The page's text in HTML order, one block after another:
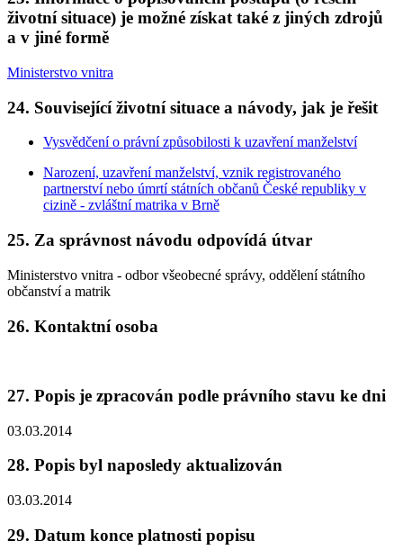
životní situace) je možné získat také z jiných zdrojů
a v jiné formě
Ministerstvo vnitra
24. Související životní situace a návody, jak je řešit
Vysvědčení o právní způsobilosti k uzavření manželství
Narození, uzavření manželství, vznik registrovaného
partnerství nebo úmrtí státních občanů České republiky v
cizině - zvláštní matrika v Brně
25. Za správnost návodu odpovídá útvar
Ministerstvo vnitra - odbor všeobecné správy, oddělení státního
občanství a matrik
26. Kontaktní osoba
27. Popis je zpracován podle právního stavu ke dni
03.03.2014
28. Popis byl naposledy aktualizován
03.03.2014
29. Datum konce platnosti popisu